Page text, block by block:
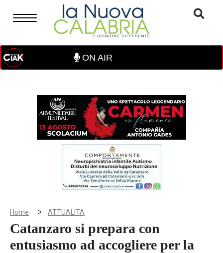
ON AIR
Home > ATTUALITA
Catanzaro si prepara con
entusiasmo ad accogliere per la